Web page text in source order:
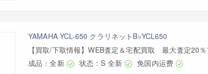
YAMAHA YCL-650 クラリネットB♭YCL650
【買取/下取情報】WEB査定＆宅配買取 最大査定20％
成品：全新
状态：S 全新 免国内运费